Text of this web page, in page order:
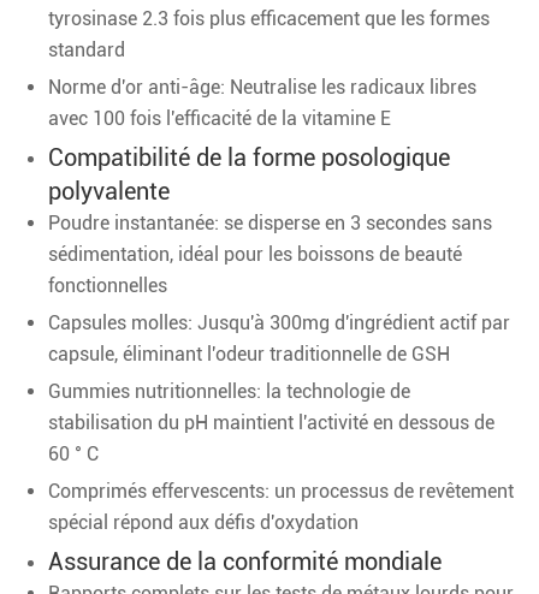
tyrosinase 2.3 fois plus efficacement que les formes
standard
Norme d'or anti-âge: Neutralise les radicaux libres
avec 100 fois l'efficacité de la vitamine E
Compatibilité de la forme posologique
polyvalente
Poudre instantanée: se disperse en 3 secondes sans
sédimentation, idéal pour les boissons de beauté
fonctionnelles
Capsules molles: Jusqu'à 300mg d'ingrédient actif par
capsule, éliminant l'odeur traditionnelle de GSH
Gummies nutritionnelles: la technologie de
stabilisation du pH maintient l'activité en dessous de
60 ° C
Comprimés effervescents: un processus de revêtement
spécial répond aux défis d'oxydation
Assurance de la conformité mondiale